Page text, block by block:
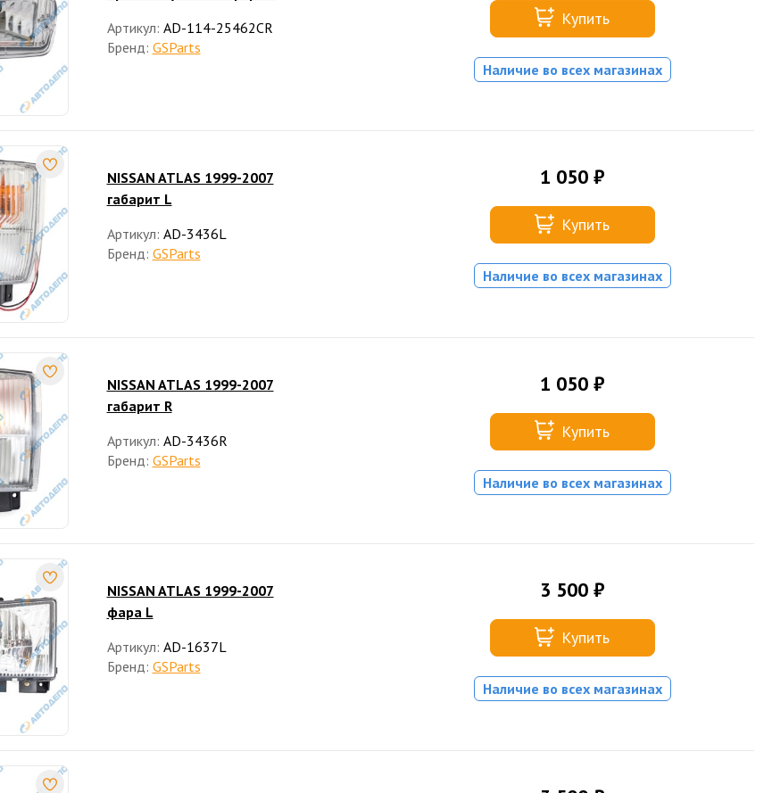
Артикул: AD-114-25462CR
Бренд: GSParts
Купить
Наличие во всех магазинах
NISSAN ATLAS 1999-2007
габарит L
Артикул: AD-3436L
Бренд: GSParts
1 050 ₽
Купить
Наличие во всех магазинах
NISSAN ATLAS 1999-2007
габарит R
Артикул: AD-3436R
Бренд: GSParts
1 050 ₽
Купить
Наличие во всех магазинах
NISSAN ATLAS 1999-2007
фара L
Артикул: AD-1637L
Бренд: GSParts
3 500 ₽
Купить
Наличие во всех магазинах